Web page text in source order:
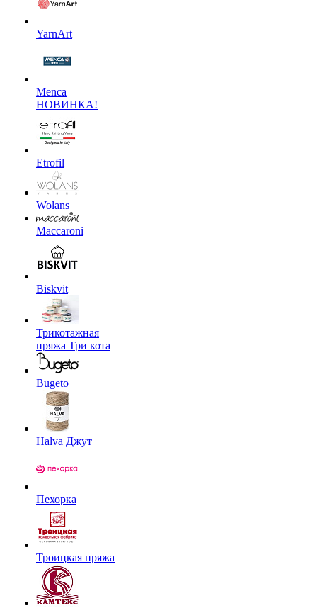
YarnArt
Menca
НОВИНКА!
Etrofil
Wolans
Maccaroni
Biskvit
Трикотажная
пряжа Три кота
Bugeto
Halva Джут
Пехорка
Троицкая пряжа